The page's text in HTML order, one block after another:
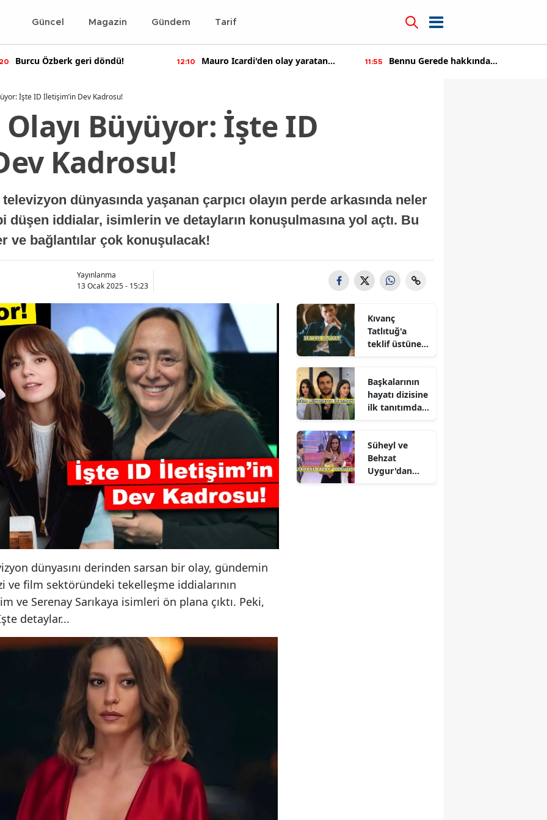
Güncel Magazin Gündem Tarif
Mauro Icardi'den olay yaratan
11:55
Bennu Gerede hakkında
14:22 Kıvanç Tatlıtuğ'a teklif üstüne teklif
İşte ID İletişim’in Dev Kadrosu!
Olayı Büyüyor: İşte ID
Kadrosu!
dünyasında yaşanan çarpıcı olayın perde arkasında neler
düşen iddialar, isimlerin ve detayların konuşulmasına yol açtı. Bu
ve bağlantılar çok konuşulacak!
Yayınlanma
13 Ocak 2025 - 15:23
dünyasını derinden sarsan bir olay, gündemin
ve film sektöründeki tekelleşme iddialarının
ve Serenay Sarıkaya isimleri ön plana çıktı. Peki,
detaylar...
Kıvanç
Tatlıtuğ'a
teklif üstüne
Başkalarının
hayatı dizisine
ilk tanıtımdan
Süheyl ve
Behzat
Uygur'dan